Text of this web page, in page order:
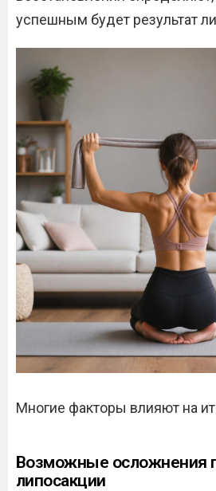
успешным будет результат
Многие факторы влияют на
Возможные осложнения
липосакции